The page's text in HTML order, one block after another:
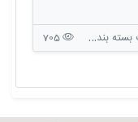
بدون درب